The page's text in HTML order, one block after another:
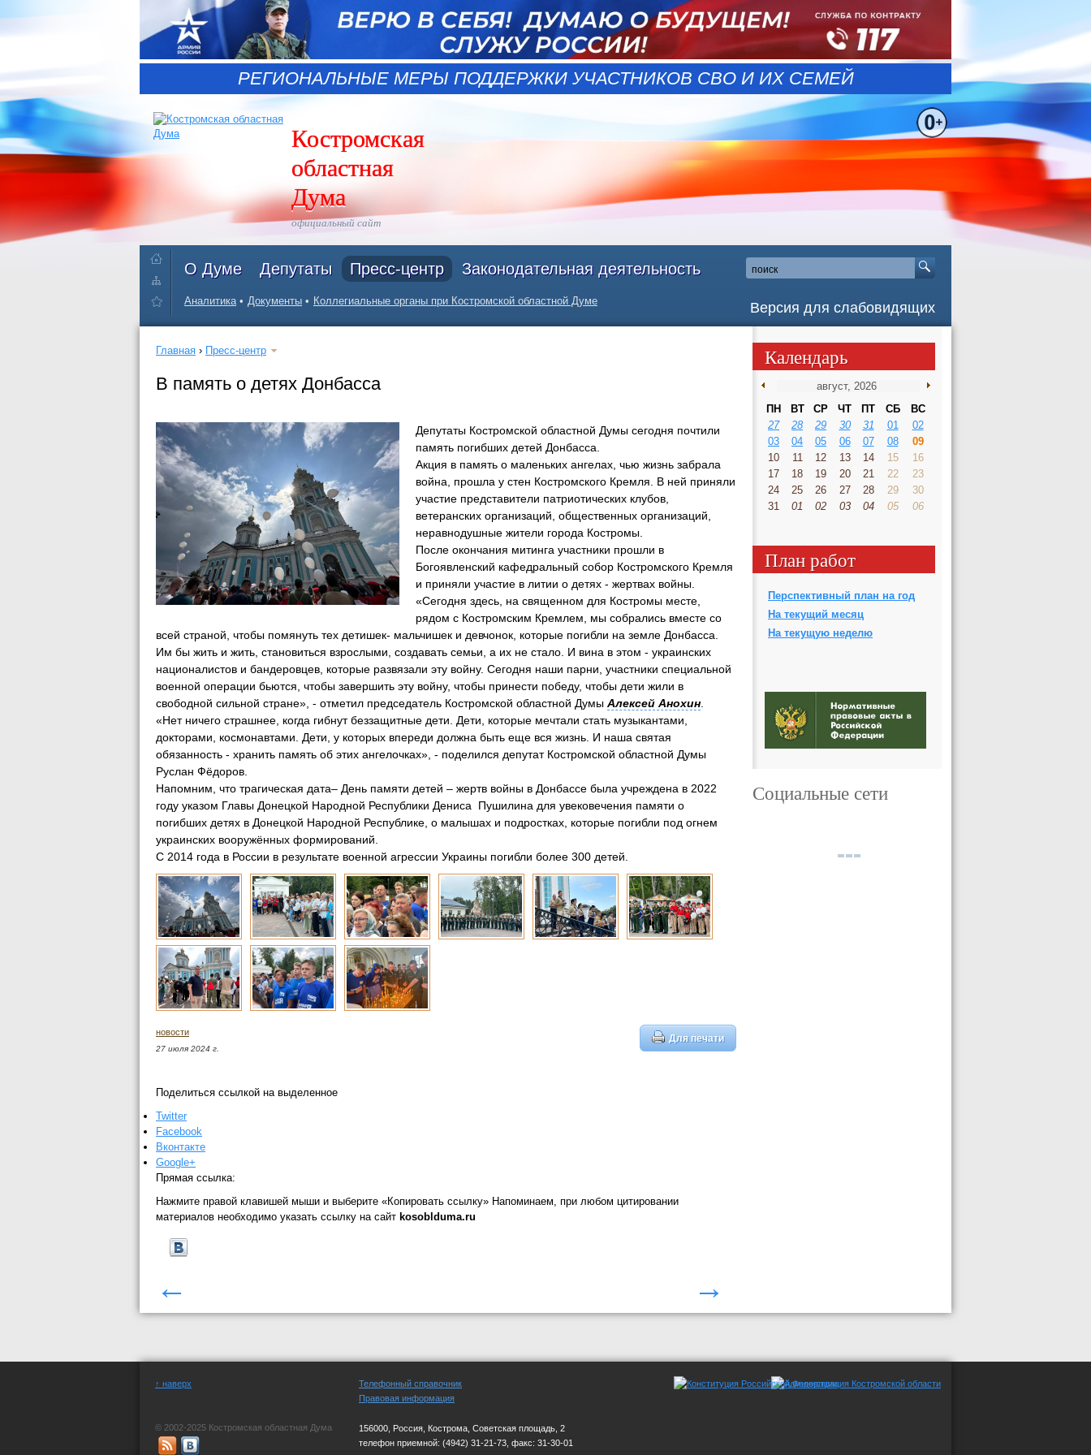
РЕГИОНАЛЬНЫЕ МЕРЫ ПОДДЕРЖКИ УЧАСТНИКОВ СВО И ИХ СЕМЕЙ
Костромская
областная
Дума
официальный сайт
Версия для слабовидящих
О Думе Депутаты Пресс-центр Законодательная деятельность
Аналитика Документы Коллегиальные органы при Костромской областной Думе
Главная › Пресс-центр
В память о детях Донбасса
Депутаты Костромской областной Думы сегодня почтили
память погибших детей Донбасса.
Акция в память о маленьких ангелах, чью жизнь забрала
война, прошла у стен Костромского Кремля. В ней приняли
участие представители патриотических клубов,
ветеранских организаций, общественных организаций,
неравнодушные жители города Костромы.
После окончания митинга участники прошли в
Богоявленский кафедральный собор Костромского Кремля
и приняли участие в литии о детях - жертвах войны.
«Сегодня здесь, на священном для Костромы месте,
рядом с Костромским Кремлем, мы собрались вместе со
всей страной, чтобы помянуть тех детишек- мальчишек и девчонок, которые погибли на земле Донбасса.
Им бы жить и жить, становиться взрослыми, создавать семьи, а их не стало. И вина в этом - украинских
националистов и бандеровцев, которые развязали эту войну. Сегодня наши парни, участники специальной
военной операции бьются, чтобы завершить эту войну, чтобы принести победу, чтобы дети жили в
свободной сильной стране», - отметил председатель Костромской областной Думы Алексей Анохин
«Нет ничего страшнее, когда гибнут беззащитные дети. Дети, которые мечтали стать музыкантами,
докторами, космонавтами. Дети, у которых впереди должна быть еще вся жизнь. И наша святая
обязанность - хранить память об этих ангелочках», - поделился депутат Костромской областной Думы
Руслан Фёдоров.
Напомним, что трагическая дата– День памяти детей – жертв войны в Донбассе была учреждена в 2022
году указом Главы Донецкой Народной Республики Дениса Пушилина для увековечения памяти о
погибших детях в Донецкой Народной Республике, о малышах и подростках, которые погибли под огнем
украинских вооружённых формирований.
С 2014 года в России в результате военной агрессии Украины погибли более 300 детей.
Для печати
новости
27 июля 2024 г.
Поделиться ссылкой на выделенное
Twitter
Facebook
Вконтакте
Google+
Прямая ссылка:
Нажмите правой клавишей мыши и выберите «Копировать ссылку» Напоминаем, при любом цитировании
материалов необходимо указать ссылку на сайт kosoblduma.ru
← →
Календарь
ПН ВТ СР ЧТ ПТ СБ
ВС
27
28 29 30 31 01
02
03
04 05 06 07 08
09
10
11 12 13 14 15
16
17
18 19 20 21 22
23
24
25 26 27 28 29
30
31
01 02 03 04 05 06
План работ
Перспективный план на год
На текущий месяц
На текущую неделю
Социальные сети
↑ наверх
© 2002-2025 Костромская областная Дума
Телефонный справочник
Правовая информация
156000, Россия, Кострома, Советская площадь, 2
телефон приемной: (4942) 31-21-73, факс: 31-30-01